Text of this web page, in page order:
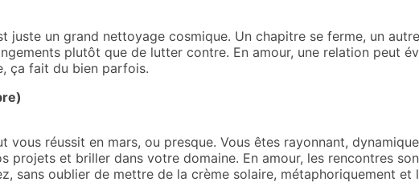
juste un grand nettoyage cosmique. Un chapitre se ferme, un
plutôt que de lutter contre. En amour, une relation peut
ça fait du bien parfois.
vous réussit en mars, ou presque. Vous êtes rayonnant,
projets et briller dans votre domaine. En amour, les rencontres
sans oublier de mettre de la crème solaire, métaphoriquement et